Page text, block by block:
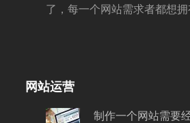
了，每一个网站需求者都想
网站运营
制作一个网站需要